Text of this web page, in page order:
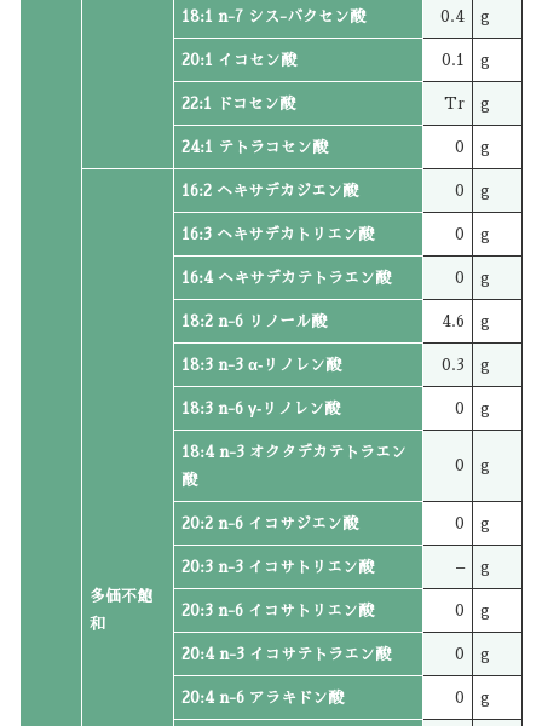
18:1 n-7 シス-バクセン酸 0.4 g
20:1 イコセン酸 0.1 g
22:1 ドコセン酸 Tr g
24:1 テトラコセン酸 0 g
多価不飽
和
16:2 ヘキサデカジエン酸 0 g
16:3 ヘキサデカトリエン酸 0 g
16:4 ヘキサデカテトラエン酸 0 g
18:2 n-6 リノール酸 4.6 g
18:3 n-3 α‐リノレン酸 0.3 g
18:3 n-6 γ‐リノレン酸 0 g
18:4 n-3 オクタデカテトラエン
酸
0 g
20:2 n-6 イコサジエン酸 0 g
20:3 n-3 イコサトリエン酸 – g
20:3 n-6 イコサトリエン酸 0 g
20:4 n-3 イコサテトラエン酸 0 g
20:4 n-6 アラキドン酸 0 g